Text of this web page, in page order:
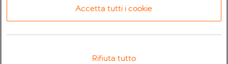
Accetta tutti i cookie
Rifiuta tutto